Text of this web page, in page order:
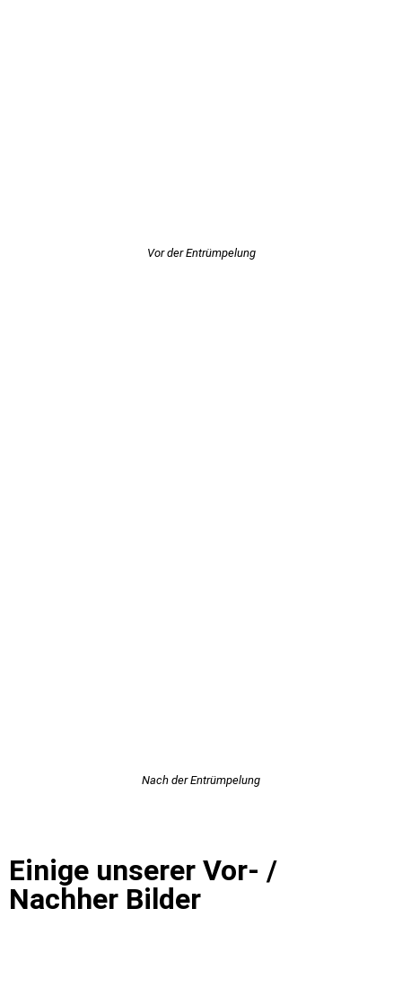
Vor der Entrümpelung
Nach der Entrümpelung
Einige unserer Vor- /
Nachher Bilder